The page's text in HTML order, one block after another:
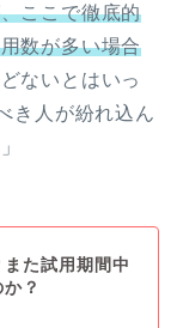
ここで徹底的
数が多い場合
ないとはいっ
き人が紛れ込ん
た試用期間中
？